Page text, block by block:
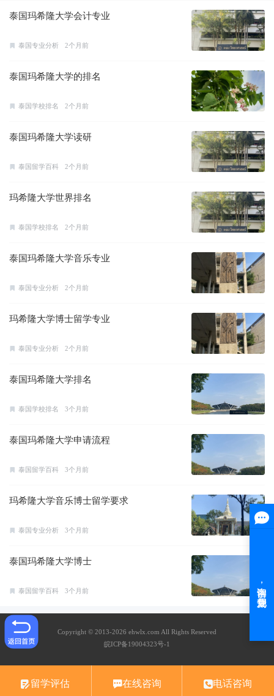
泰国玛希隆大学会计专业
泰国专业分析 2个月前
泰国玛希隆大学的排名
泰国学校排名 2个月前
泰国玛希隆大学读研
泰国留学百科 2个月前
玛希隆大学世界排名
泰国学校排名 2个月前
泰国玛希隆大学音乐专业
泰国专业分析 2个月前
玛希隆大学博士留学专业
泰国专业分析 2个月前
泰国玛希隆大学排名
泰国学校排名 3个月前
泰国玛希隆大学申请流程
泰国留学百科 3个月前
玛希隆大学音乐博士留学要求
泰国专业分析 3个月前
泰国玛希隆大学博士
泰国留学百科 3个月前
Copyright © 2013-2026 ehwlx.com All Rights Reserved
皖ICP备19004323号-1
留学评估 在线咨询 电话咨询